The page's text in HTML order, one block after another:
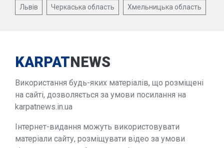
Львів Черкаська область Хмельницька область
KARPATNEWS
Використання будь-яких матеріалів, що розміщені
на сайті, дозволяється за умови посилання на
karpatnews.in.ua
Інтернет-видання можуть використовувати
матеріали сайту, розміщувати відео за умови